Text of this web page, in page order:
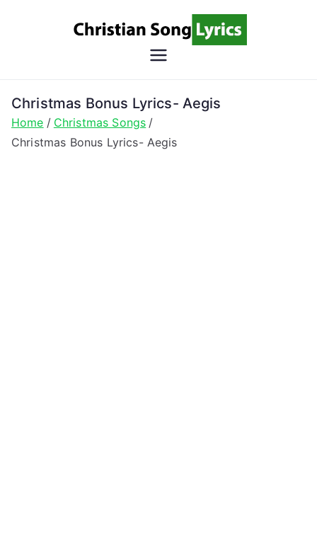
Song
Christian Lyrics Online!
Christmas Bonus Lyrics- Aegis
Home
Christmas Songs
Christmas Bonus Lyrics- Aegis